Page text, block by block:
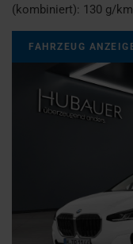
(kombiniert): 130 g/km
FAHRZEUG